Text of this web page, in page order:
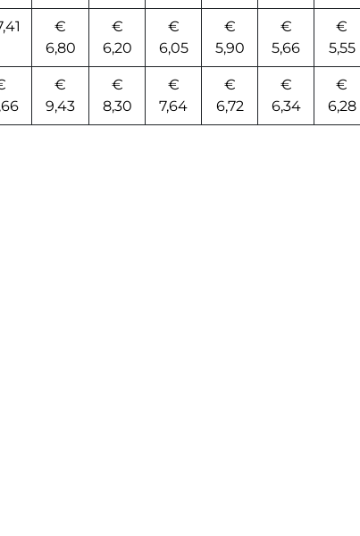
€
6,80
€
6,20
€
6,05
€
5,90
€
5,66
€
5,55
€
9,43
€
8,30
€
7,64
€
6,72
€
6,34
€
6,28